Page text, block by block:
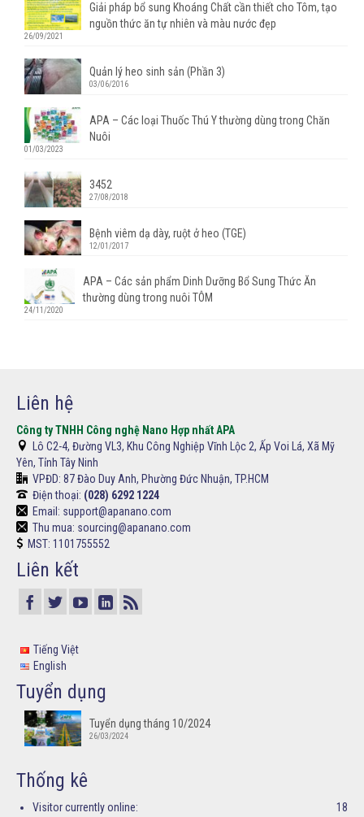
Giải pháp bổ sung Khoáng Chất cần thiết cho Tôm, tạo
nguồn thức ăn tự nhiên và màu nước đẹp
26/09/2021
Quản lý heo sinh sản (Phần 3)
03/06/2016
APA – Các loại Thuốc Thú Y thường dùng trong Chăn
Nuôi
01/03/2023
3452
27/08/2018
Bệnh viêm dạ dày, ruột ở heo (TGE)
12/01/2017
APA – Các sản phẩm Dinh Dưỡng Bổ Sung Thức Ăn
thường dùng trong nuôi TÔM
24/11/2020
Liên hệ
Công ty TNHH Công nghệ Nano Hợp nhất APA
Lô C2-4, Đường VL3, Khu Công Nghiệp Vĩnh Lộc 2, Ấp Voi Lá, Xã Mỹ
Yên, Tỉnh Tây Ninh
VPĐD: 87 Đào Duy Anh, Phường Đức Nhuận, TP.HCM
Điện thoại: (028) 6292 1224
Email: support@apanano.com
Thu mua: sourcing@apanano.com
MST: 1101755552
Liên kết
Tiếng Việt
English
Tuyển dụng
Tuyển dụng tháng 10/2024
26/03/2024
Thống kê
18
Visitor currently online: